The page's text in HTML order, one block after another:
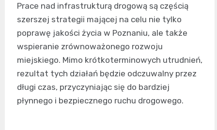
Prace nad infrastrukturą drogową są częścią
szerszej strategii mającej na celu nie tylko
poprawę jakości życia w Poznaniu, ale także
wspieranie zrównoważonego rozwoju
miejskiego. Mimo krótkoterminowych utrudnień,
rezultat tych działań będzie odczuwalny przez
długi czas, przyczyniając się do bardziej
płynnego i bezpiecznego ruchu drogowego.